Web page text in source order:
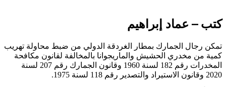
كتب – عماد إبراهيم
تمكن رجال الجمارك بمطار الغردقة الدولي من ضبط محاولة تهريب
كمية من مخدري الحشيش والماريجوانا بالمخالفة لقانون مكافحة
المخدرات رقم 182 لسنة 1960 وقانون الجمارك رقم 207 لسنة
2020 وقانون الاستيراد والتصدير رقم 118 لسنة 1975.